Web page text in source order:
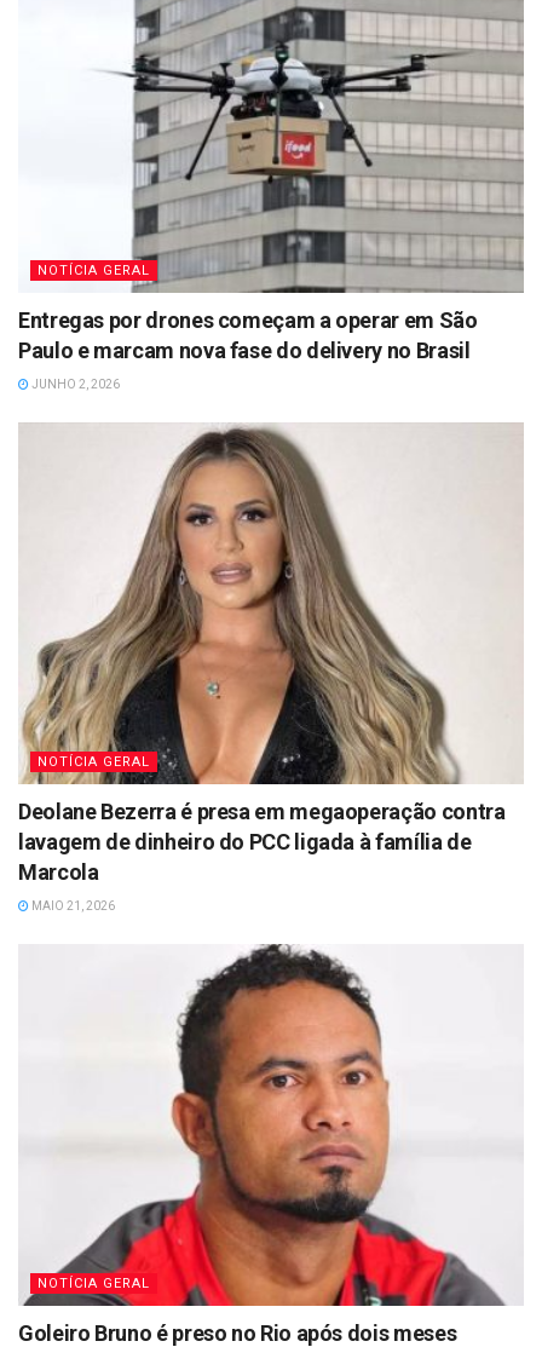
NOTÍCIA GERAL
Entregas por drones começam a operar em São
Paulo e marcam nova fase do delivery no Brasil
JUNHO 2, 2026
NOTÍCIA GERAL
Deolane Bezerra é presa em megaoperação contra
lavagem de dinheiro do PCC ligada à família de
Marcola
MAIO 21, 2026
NOTÍCIA GERAL
Goleiro Bruno é preso no Rio após dois meses